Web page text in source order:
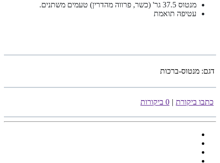
מנטוס 37.5 גר' (כשר, פרווה מהדרין) טעמים משתנים.
עטיפה תואמת
דגם: מנטוס-ברכות
כתבו ביקורת | 0 ביקורות